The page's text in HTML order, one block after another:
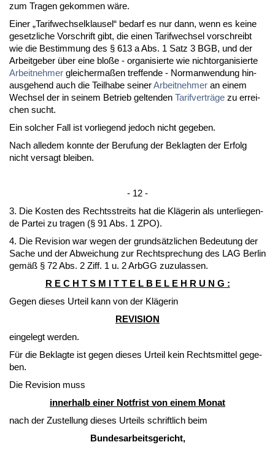
zum Tra­gen ge­kom­men wäre.
Ei­ner „Ta­rif­wech­sel­klau­sel“ be­darf es nur dann, wenn es kei­ne
ge­setz­li­che Vor­schrift gibt, die ei­nen Ta­rif­wech­sel vor­schreibt
wie die Be­stim­mung des § 613 a Abs. 1 Satz 3 BGB, und der
Ar­beit­ge­ber über ei­ne bloße - or­ga­ni­sier­te wie nicht­or­ga­ni­sier­te
Ar­beit­neh­mer glei­cher­maßen tref­fen­de - Nor­m­an­wen­dung hin­
aus­ge­hend auch die Teil­ha­be sei­nerAr­beit­neh­mer an ei­nem
Wech­sel der in sei­nem Be­trieb gel­ten­den Ta­rif­verträge zu er­rei­
chen sucht.
Ein sol­cher Fall ist vor­lie­gend je­doch nicht ge­ge­ben.
Nach al­le­dem konn­te der Be­ru­fung der Be­klag­ten der Er­folg
nicht ver­sagt blei­ben.
- 12 -
3. Die Kos­ten des Rechts­streits hat die Kläge­rin als un­ter­lie­gen­
de Par­tei zu tra­gen (§ 91 Abs. 1 ZPO).
4. Die Re­vi­si­on war we­gen der grundsätz­li­chen Be­deu­tung der
Sa­che und der Ab­wei­chung zur Recht­spre­chung des LAG Ber­lin
gemäß § 72 Abs. 2 Ziff. 1 u. 2 ArbGG zu­zu­las­sen.
R E C H T S M I T T E L B E L E H R U N G :
Ge­gen die­ses Ur­teil kann von der Kläge­rin
RE­VISION
ein­ge­legt wer­den.
Für die Be­klag­te ist ge­gen die­ses Ur­teil kein Rechts­mit­tel ge­ge­
ben.
Die Re­vi­si­on muss
in­ner­halb ei­ner Not­frist von ei­nem Mo­nat
nach der Zu­stel­lung die­ses Ur­teils schrift­lich beim
Bun­des­ar­beits­ge­richt,